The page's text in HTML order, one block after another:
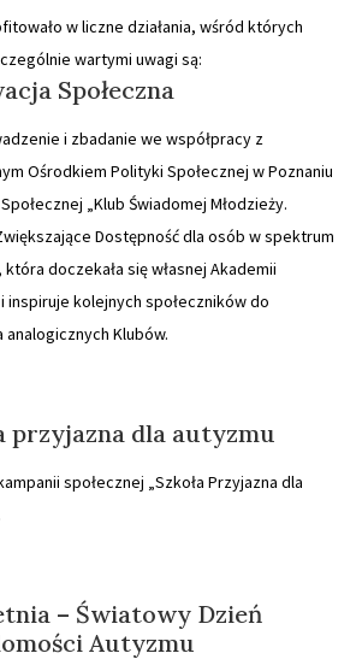
w liczne działania, wśród których
wartymi uwagi są:
Społeczna
i zbadanie we współpracy z
Ośrodkiem Polityki Społecznej w Poznaniu
„Klub Świadomej Młodzieży.
Dostępność dla osób w spektrum
która doczekała się własnej Akademii
inspiruje kolejnych społeczników do
Klubów.
przyjazna dla autyzmu
społecznej „Szkoła Przyjazna dla
– Światowy Dzień
Autyzmu